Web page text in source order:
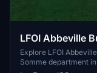
LFOI Abbeville
Explore LFOI
Somme department